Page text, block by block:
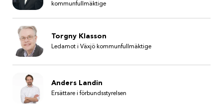
kommunfullmäktige
Torgny Klasson
Ledamot i Växjö kommunfullmäktige
Anders Landin
Ersättare i förbundsstyrelsen